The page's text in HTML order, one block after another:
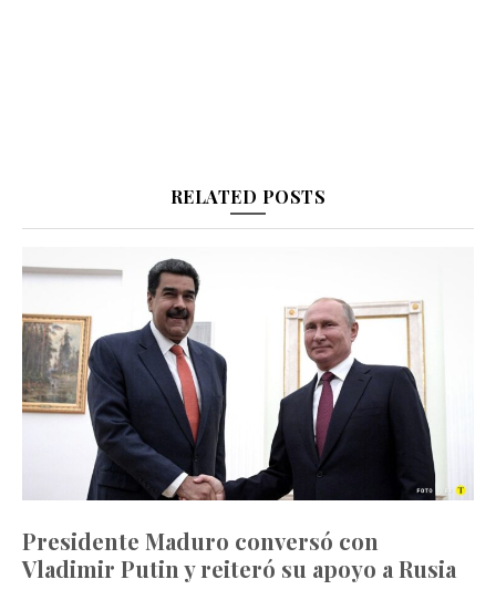
RELATED POSTS
Presidente Maduro conversó con
Vladimir Putin y reiteró su apoyo a Rusia